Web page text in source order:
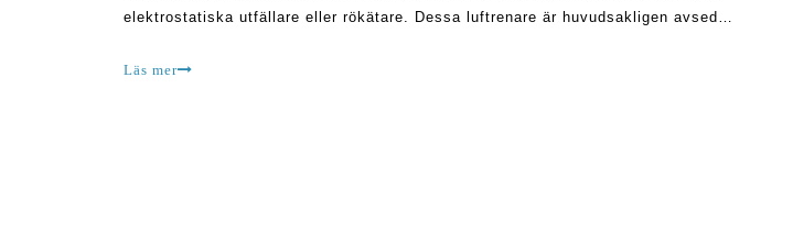
elektrostatiska utfällare eller rökätare. Dessa luftrenare är huvudsakligen avsedda
Läs mer